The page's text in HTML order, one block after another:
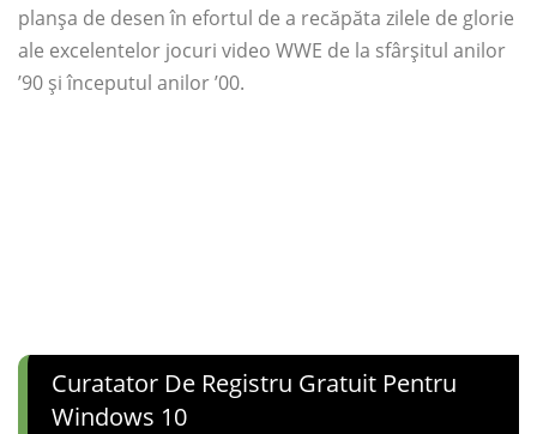
planșa de desen în efortul de a recăpăta zilele de glorie
ale excelentelor jocuri video WWE de la sfârșitul anilor
’90 și începutul anilor ’00.
Curatator De Registru Gratuit Pentru
Windows 10